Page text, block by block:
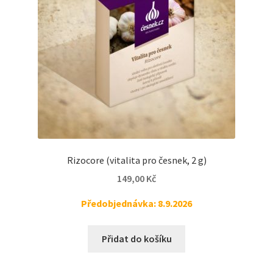
Rizocore (vitalita pro česnek, 2 g)
149,00 Kč
Předobjednávka: 8.9.2026
Přidat do košíku